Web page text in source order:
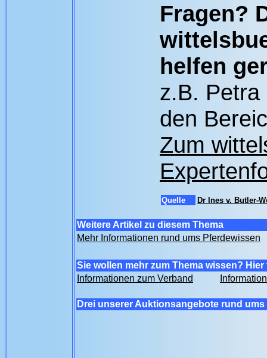
Fragen?
helfen
z.B. Petra
den
Zum
Quelle Dr Ines v. Butler-
Weitere Artikel zu diesem Thema
Mehr Informationen rund ums Pferdewissen
Sie wollen mehr zum Thema wissen? Hier
Informationen zum Verband
Drei unserer Auktionsangebote rund